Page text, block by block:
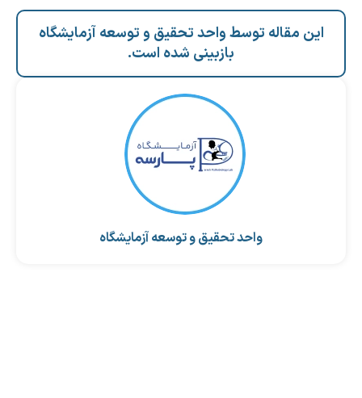
این مقاله توسط واحد تحقیق و توسعه آزمایشگاه
بازبینی شده است.
واحد تحقیق و توسعه آزمایشگاه